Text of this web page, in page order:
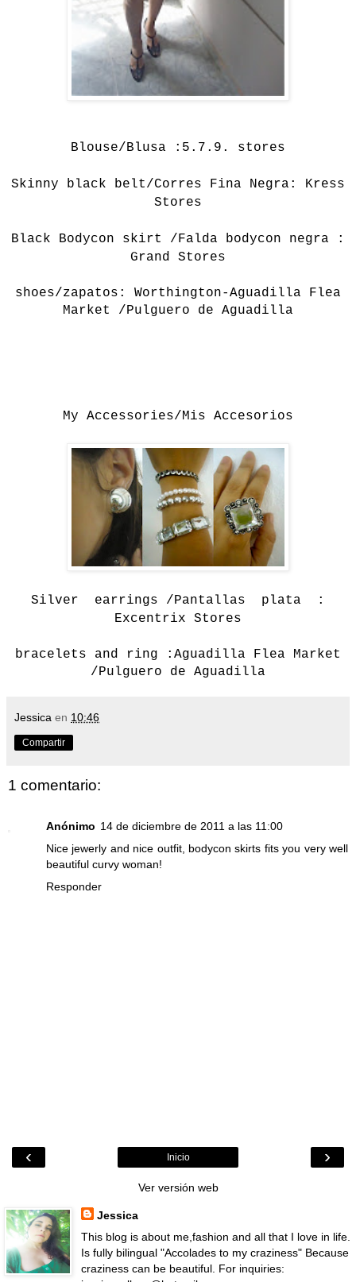
Blouse/Blusa :5.7.9. stores
Skinny black belt/Corres Fina Negra: Kress
Stores
Black Bodycon skirt /Falda bodycon negra :
Grand Stores
shoes/zapatos: Worthington-Aguadilla Flea
Market /Pulguero de Aguadilla
My Accessories/Mis Accesorios
Silver earrings /Pantallas plata :
Excentrix Stores
bracelets and ring : Aguadilla Flea Market
/Pulguero de Aguadilla
Jessica en 10:46
Compartir
1 comentario:
Anónimo 14 de diciembre de 2011 a las 11:00
Nice jewerly and nice outfit, bodycon skirts fits you very well
beautiful curvy woman!
Responder
‹ ›
Inicio
Ver versión web
Jessica
This blog is about me,fashion and all that I love in life.
Is fully bilingual "Accolades to my craziness" Because
craziness can be beautiful. For inquiries: